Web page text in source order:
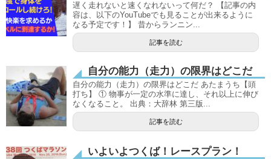
遅く走れないと速くなれないって何だ？ 【記事の内
容は、以下のYouTubeでも見ることが出来るように
なる予定です！】 昔からランニン...
記事を読む
自分の能力（走力）の限界はどこだ
自分の能力（走力）の限界はどこだ あたまうち【頭
打ち】 ① 物事が一定の水準に達し、それ以上に伸び
なくなること。 出典：大辞林 第三版...
記事を読む
いよいよつくば！レースプラン！